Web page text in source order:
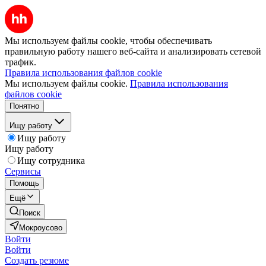
Мы используем файлы cookie, чтобы обеспечивать
правильную работу нашего веб-сайта и анализировать сетевой
трафик.
Правила использования файлов cookie
Мы используем файлы cookie. Правила использования
файлов cookie
Понятно
Ищу работу
Ищу работу
Ищу работу
Ищу сотрудника
Сервисы
Помощь
Ещё
Поиск
Мокроусово
Войти
Войти
Создать резюме